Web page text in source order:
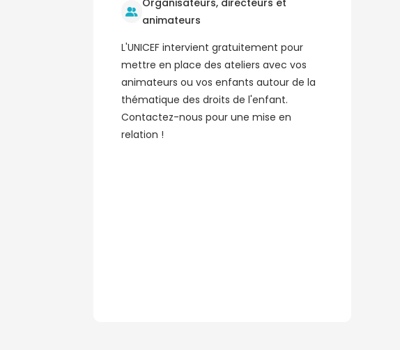
animateurs
L'UNICEF intervient gratuitement pour
mettre en place des ateliers avec vos
animateurs ou vos enfants autour de la
thématique des droits de l'enfant.
Contactez-nous pour une mise en
relation !